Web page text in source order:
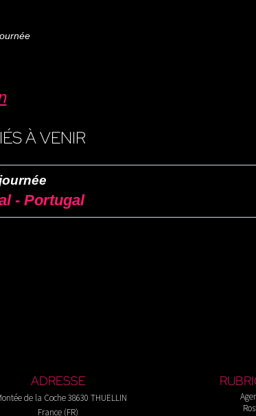
À VENIR
- Portugal
ADRESSE
de la Coche 38630 THUELLIN
France (FR)